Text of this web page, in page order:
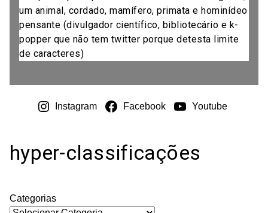
um animal, cordado, mamífero, primata e hominídeo
pensante (divulgador científico, bibliotecário e k-
popper que não tem twitter porque detesta limite
de caracteres)
Instagram Facebook Youtube
hyper-classificações
Categorias